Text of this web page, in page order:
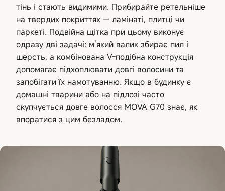
тінь і стають видимими. Прибирайте ретельніше
на твердих покриттях — ламінаті, плитці чи
паркеті. Подвійна щітка при цьому виконує
одразу дві задачі: м’який валик збирає пил і
шерсть, а комбінована V-подібна конструкція
допомагає підхоплювати довгі волосини та
запобігати їх намотуванню. Якщо в будинку є
домашні тварини або на підлозі часто
скупчується довге волосся MOVA G70 знає, як
впоратися з цим безладом.